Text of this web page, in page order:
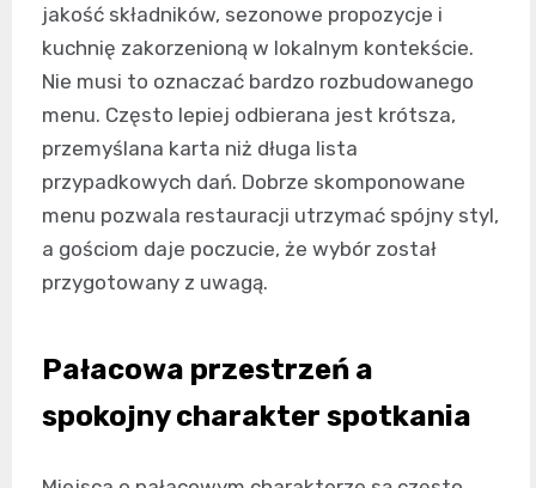
jakość składników, sezonowe propozycje i
kuchnię zakorzenioną w lokalnym kontekście.
Nie musi to oznaczać bardzo rozbudowanego
menu. Często lepiej odbierana jest krótsza,
przemyślana karta niż długa lista
przypadkowych dań. Dobrze skomponowane
menu pozwala restauracji utrzymać spójny styl,
a gościom daje poczucie, że wybór został
przygotowany z uwagą.
Pałacowa przestrzeń a
spokojny charakter spotkania